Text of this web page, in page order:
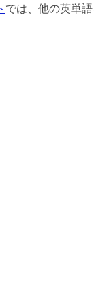
では、他の英単